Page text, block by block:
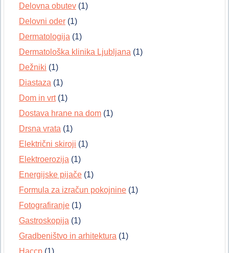
Delovna obutev (1)
Delovni oder (1)
Dermatologija (1)
Dermatološka klinika Ljubljana (1)
Dežniki (1)
Diastaza (1)
Dom in vrt(1)
Dostava hrane na dom (1)
Drsna vrata (1)
Električni skiroji (1)
Elektroerozija (1)
Energijske pijače (1)
Formula za izračun pokojnine (1)
Fotografiranje (1)
Gastroskopija (1)
Gradbeništvo in arhitektura (1)
Haccp (1)